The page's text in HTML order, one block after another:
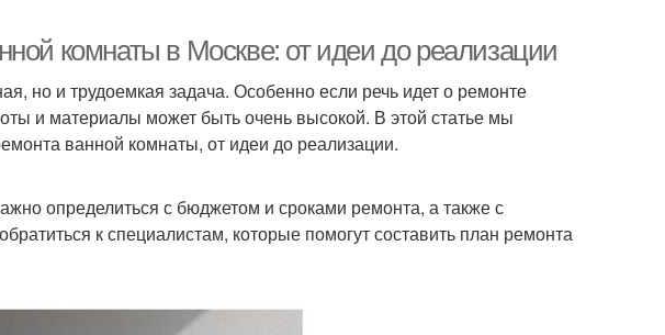
комнаты в Москве: от идеи до реализации
но и трудоемкая задача. Особенно если речь идет о ремонте
и материалы может быть очень высокой. В этой статье мы
ванной комнаты, от идеи до реализации.
определиться с бюджетом и сроками ремонта, а также с
к специалистам, которые помогут составить план ремонта